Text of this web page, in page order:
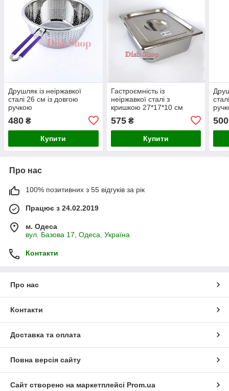
Друшляк із неіржавкої
сталі 26 см із довгою
ручкою
480 ₴
Купити
Гастроємність із
неіржавкої сталі з
кришкою 27*17*10 см
575₴
Купити
500
Про нас
100% позитивних з 55 відгуків за рік
Працює з 24.02.2019
м. Одеса
вул. Базова 17, Одеса, Україна
Контакти
Про нас
Контакти
Доставка та оплата
Повна версія сайту
Сайт створено на маркетплейсі Prom.ua